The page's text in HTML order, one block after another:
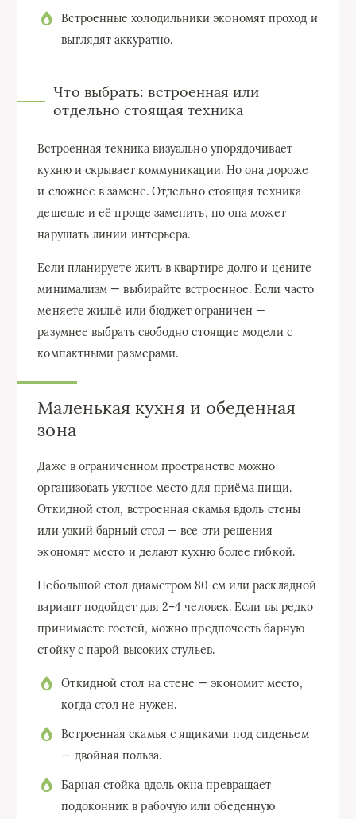
Встроенные холодильники экономят проход и
выглядят аккуратно.
Что выбрать: встроенная или
отдельно стоящая техника
Встроенная техника визуально упорядочивает
кухню и скрывает коммуникации. Но она дороже
и сложнее в замене. Отдельно стоящая техника
дешевле и её проще заменить, но она может
нарушать линии интерьера.
Если планируете жить в квартире долго и цените
минимализм — выбирайте встроенное. Если часто
меняете жильё или бюджет ограничен —
разумнее выбрать свободно стоящие модели с
компактными размерами.
Маленькая кухня и обеденная
зона
Даже в ограниченном пространстве можно
организовать уютное место для приёма пищи.
Откидной стол, встроенная скамья вдоль стены
или узкий барный стол — все эти решения
экономят место и делают кухню более гибкой.
Небольшой стол диаметром 80 см или раскладной
вариант подойдет для 2–4 человек. Если вы редко
принимаете гостей, можно предпочесть барную
стойку с парой высоких стульев.
Откидной стол на стене — экономит место,
когда стол не нужен.
Встроенная скамья с ящиками под сиденьем
— двойная польза.
Барная стойка вдоль окна превращает
подоконник в рабочую или обеденную